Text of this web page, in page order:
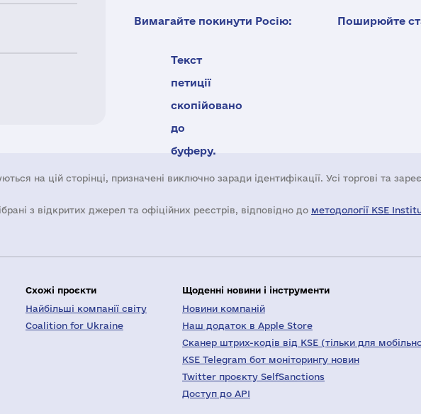
Вимагайте покинути Росію:
Текст
петиції
скопійовано
до
буферу.
Поширюйте
на цій сторінці, призначені виключно заради ідентифікації. Усі торгові та
з відкритих джерел та офіційних реєстрів, відповідно до методології KSE
Схожі проєкти
Найбільші компанії світу
Coalition for Ukraine
Щоденні новини і інструменти
Новини компаній
Наш додаток в Apple Store
Сканер штрих-кодів від KSE (тільки для
KSE Telegram бот моніторингу новин
Twitter проєкту SelfSanctions
Доступ до API